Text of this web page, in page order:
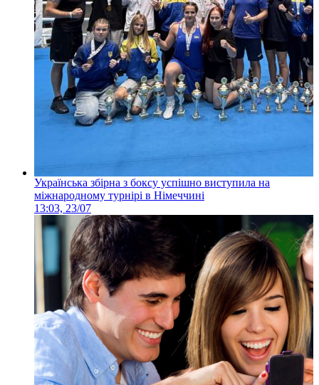
Українська збірна з боксу успішно виступила на
міжнародному турнірі в Німеччині
13:03, 23/07